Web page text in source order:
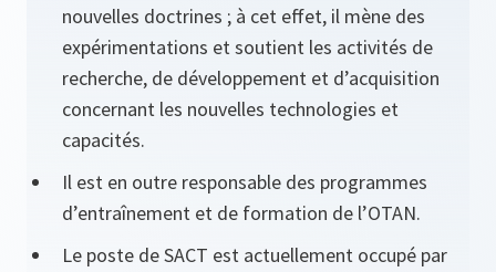
nouvelles doctrines ; à cet effet, il mène des
expérimentations et soutient les activités de
recherche, de développement et d’acquisition
concernant les nouvelles technologies et
capacités.
Il est en outre responsable des programmes
d’entraînement et de formation de l’OTAN.
Le poste de SACT est actuellement occupé par